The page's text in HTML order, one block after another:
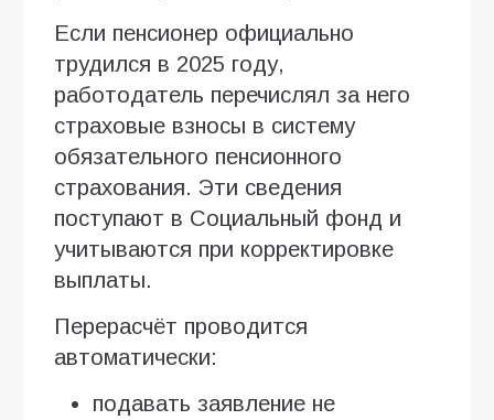
Если пенсионер официально
трудился в 2025 году,
работодатель перечислял за него
страховые взносы в систему
обязательного пенсионного
страхования. Эти сведения
поступают в Социальный фонд и
учитываются при корректировке
выплаты.
Перерасчёт проводится
автоматически:
подавать заявление не